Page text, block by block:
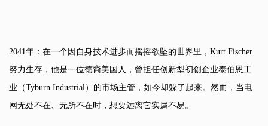
2041年：在一个因自身技术进步而摇摇欲坠的世界里，Kurt Fischer
努力生存，他是一位德裔美国人，曾担任创新型初创企业泰伯恩工
业（Tyburn Industrial）的市场主管，如今却躲了起来。然而，当电
网无处不在、无所不在时，想要远离它实属不易。